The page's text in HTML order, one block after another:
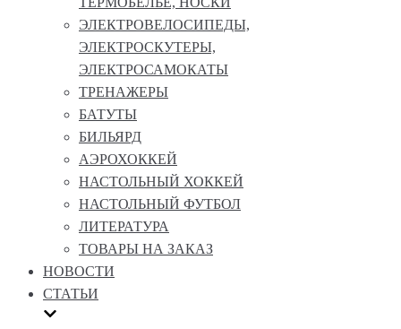
ЭЛЕКТРОВЕЛОСИПЕДЫ,
ЭЛЕКТРОСКУТЕРЫ,
ЭЛЕКТРОСАМОКАТЫ
ТРЕНАЖЕРЫ
БАТУТЫ
БИЛЬЯРД
АЭРОХОККЕЙ
НАСТОЛЬНЫЙ ХОККЕЙ
НАСТОЛЬНЫЙ ФУТБОЛ
ЛИТЕРАТУРА
ТОВАРЫ НА ЗАКАЗ
НОВОСТИ
СТАТЬИ